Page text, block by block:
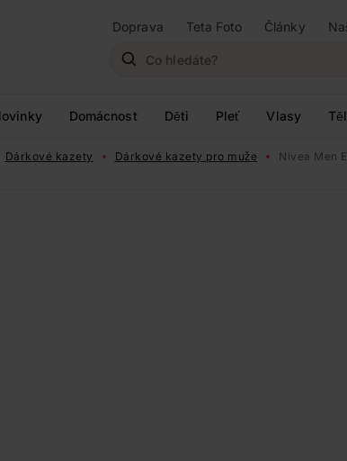
Doprava Teta Foto Články
Domácnost Děti Pleť Vlasy
Dárkové kazety Dárkové kazety pro muže Nivea Men